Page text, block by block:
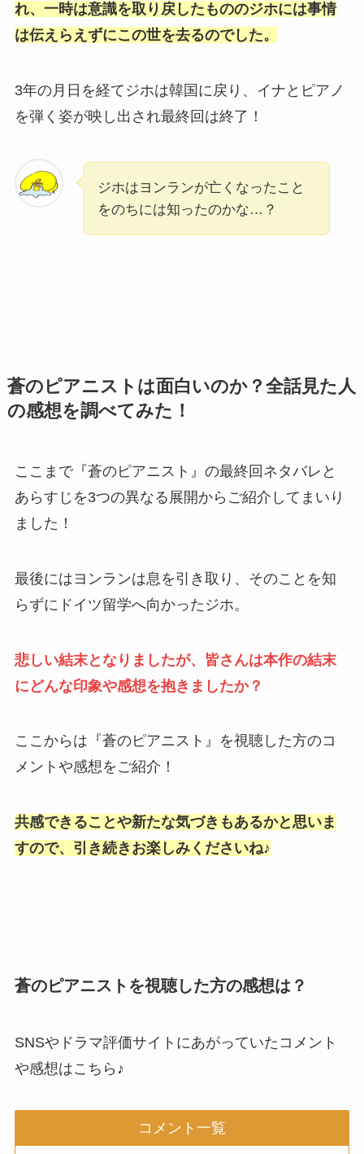
れ、一時は意識を取り戻したもののジホには事情
は伝えらえずにこの世を去るのでした。
3年の月日を経てジホは韓国に戻り、イナとピアノ
を弾く姿が映し出され最終回は終了！
ジホはヨンランが亡くなったこと
をのちには知ったのかな…？
蒼のピアニストは面白いのか？全話見た人
の感想を調べてみた！
ここまで『蒼のピアニスト』の最終回ネタバレと
あらすじを3つの異なる展開からご紹介してまいり
ました！
最後にはヨンランは息を引き取り、そのことを知
らずにドイツ留学へ向かったジホ。
悲しい結末となりましたが、皆さんは本作の結末
にどんな印象や感想を抱きましたか？
ここからは『蒼のピアニスト』を視聴した方のコ
メントや感想をご紹介！
共感できることや新たな気づきもあるかと思いま
すので、引き続きお楽しみくださいね♪
蒼のピアニストを視聴した方の感想は？
SNSやドラマ評価サイトにあがっていたコメント
や感想はこちら♪
コメント一覧